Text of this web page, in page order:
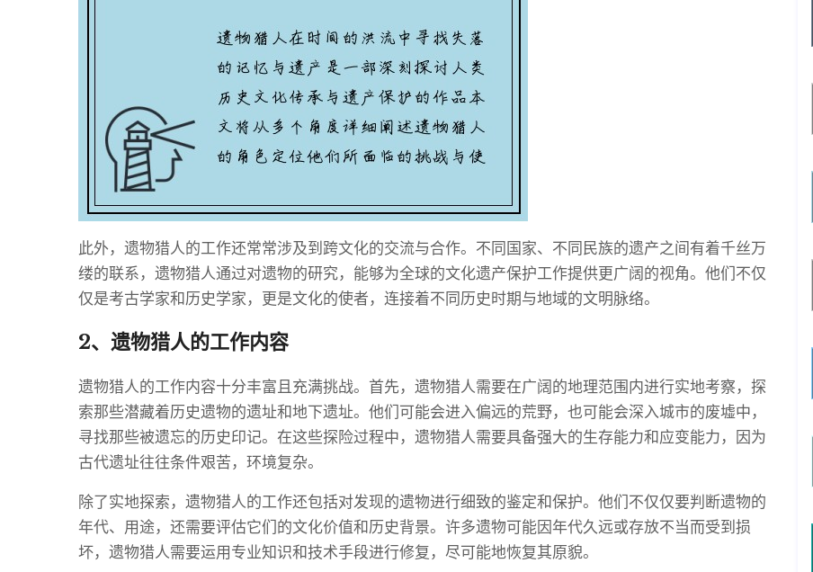
此外，遗物猎人的工作还常常涉及到跨文化的交流与合作。不同国家、不同民族的遗产之间有着千丝万
缕的联系，遗物猎人通过对遗物的研究，能够为全球的文化遗产保护工作提供更广阔的视角。他们不仅
仅是考古学家和历史学家，更是文化的使者，连接着不同历史时期与地域的文明脉络。
2、遗物猎人的工作内容
遗物猎人的工作内容十分丰富且充满挑战。首先，遗物猎人需要在广阔的地理范围内进行实地考察，探
索那些潜藏着历史遗物的遗址和地下遗址。他们可能会进入偏远的荒野，也可能会深入城市的废墟中，
寻找那些被遗忘的历史印记。在这些探险过程中，遗物猎人需要具备强大的生存能力和应变能力，因为
古代遗址往往条件艰苦，环境复杂。
除了实地探索，遗物猎人的工作还包括对发现的遗物进行细致的鉴定和保护。他们不仅仅要判断遗物的
年代、用途，还需要评估它们的文化价值和历史背景。许多遗物可能因年代久远或存放不当而受到损
坏，遗物猎人需要运用专业知识和技术手段进行修复，尽可能地恢复其原貌。